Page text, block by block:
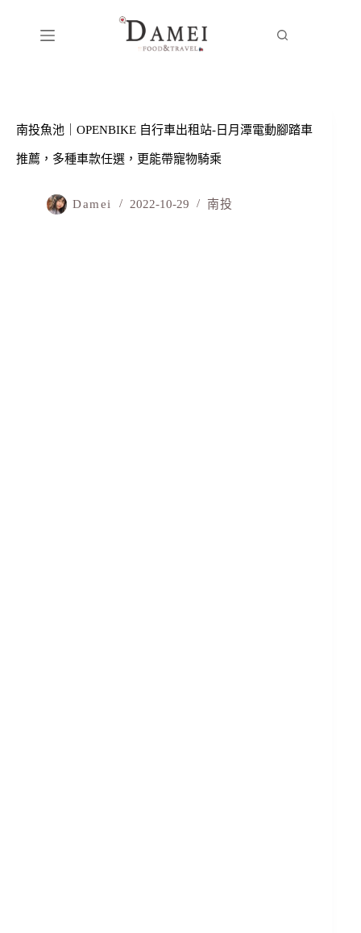
南投魚池｜OPENBIKE 自行車出租站-日月潭電動腳踏車
推薦，多種車款任選，更能帶寵物騎乘
Damei 2022-10-29 南投